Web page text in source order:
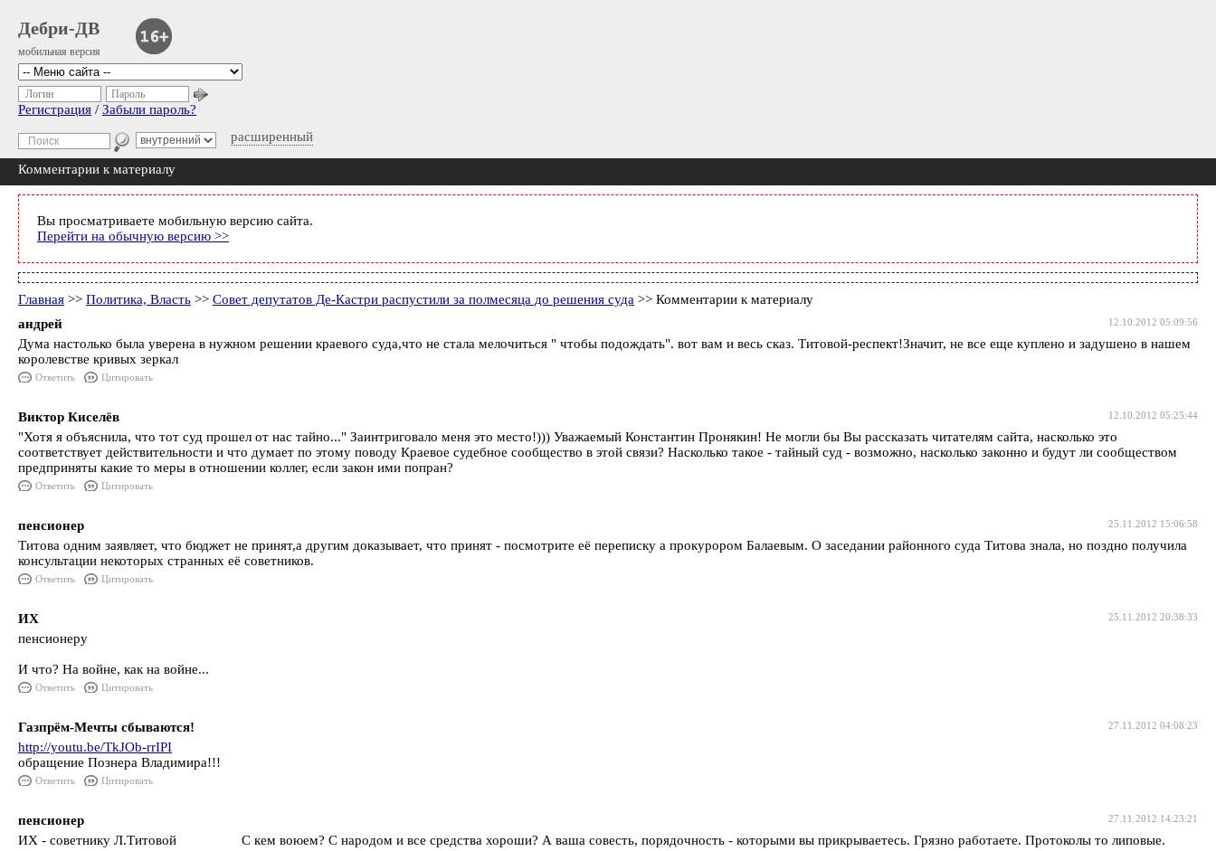
Дебри-ДВ
мобильная версия
расширенный
Логин Пароль
Регистрация / Забыли пароль?
Комментарии к материалу
Вы просматриваете мобильную версию сайта.
Перейти на обычную версию >>
Главная >> Политика, Власть >> Совет депутатов Де-Кастри распустили за полмесяца до решения суда >> Комментарии к материалу
12.10.2012 05:09:56
андрей
Дума настолько была уверена в нужном решении краевого суда,что не стала мелочиться " чтобы подождать". вот вам и весь сказ. Титовой-респект!Значит, не все еще куплено и задушено в нашем
королевстве кривых зеркал
Ответить Цитировать
12.10.2012 05:25:44
Виктор Киселёв
"Хотя я объяснила, что тот суд прошел от нас тайно..." Заинтриговало меня это место!))) Уважаемый Константин Пронякин! Не могли бы Вы рассказать читателям сайта, насколько это
соответствует действительности и что думает по этому поводу Краевое судебное сообщество в этой связи? Насколько такое - тайный суд - возможно, насколько законно и будут ли сообществом
предприняты какие то меры в отношении коллег, если закон ими попран?
Ответить Цитировать
25.11.2012 15:06:58
пенсионер
Титова одним заявляет, что бюджет не принят,а другим доказывает, что принят - посмотрите её переписку а прокурором Балаевым. О заседании районного суда Титова знала, но поздно получила
консультации некоторых странных её советников.
Ответить Цитировать
25.11.2012 20:38:33
ИХ
пенсионеру
И что? На войне, как на войне...
Ответить Цитировать
27.11.2012 04:08:23
Газпрём-Мечты сбываются!
http://youtu.be/TkJOb-rrIPI
обращение Познера Владимира!!!
Ответить Цитировать
27.11.2012 14:23:21
пенсионер
ИХ - советнику Л.Титовой С кем воюем? С народом и все средства хороши? А ваша совесть, порядочность - которыми вы прикрываетесь. Грязно работаете. Протоколы то липовые.